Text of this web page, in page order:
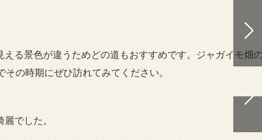
る景色が違うためどの道もおすすめです。ジャガイモ畑
の時期にぜひ訪れてみてください。
でした。